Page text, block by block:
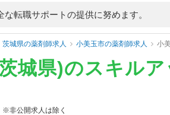
な転職サポートの提供に努めます。
茨城県の薬剤師求人 小美玉市の薬剤師求人 小
城県)のスキル
※非公開求人は除く